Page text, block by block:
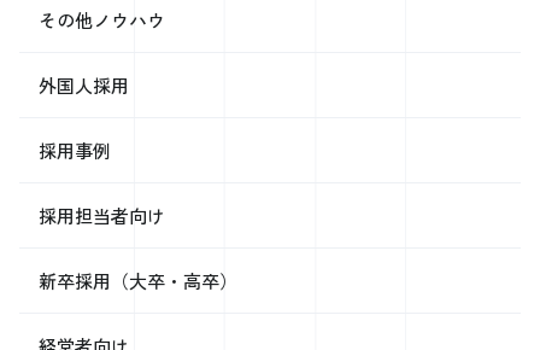
があっても、またその蓄がもっと多かったらと思う。かくのごとくに先
から先へと考てみれば、人はどこまで往って踏み止まることが出来るも
受けてそれ以来ずっと、どうすれば踏みとどまることが出来るのか？を
教えてください！ 最後まで読んでいただきありがとうございます。
その他ノウハウ
外国人採用
採用事例
採用担当者向け
新卒採用（大卒・高卒）